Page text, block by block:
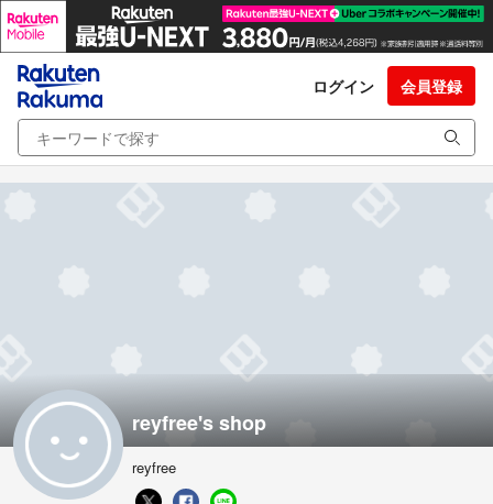
ログイン 会員登録
reyfree's shop
reyfree